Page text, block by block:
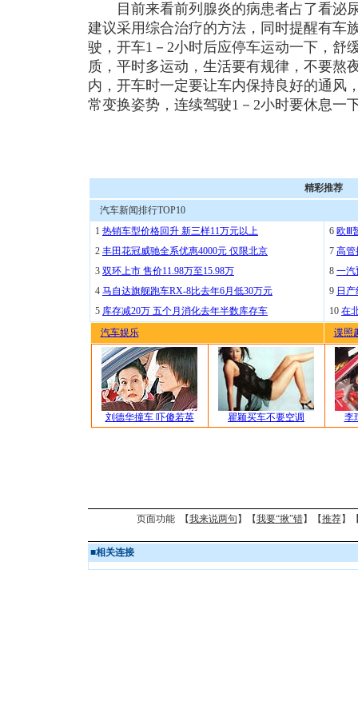
目前来看前列腺炎的病患者占了看泌
建议采用综合治疗的方法，同时提醒有车
驶，开车1－2小时后应停车运动一下，舒
质，平时多运动，生活要有规律，不要熬
内，开车时一定要让车内保持良好的通风
常变换姿势，连续驾驶1－2小时要休息
精彩推荐
汽车新闻排行TOP10
1 热销车型价格回升 新三样11万元以上
2 丰田花冠威驰全系优惠4000元 仅限北京
3 双环上市 售价11.98万至15.98万
4 马自达旗舰跑车RX-8比去年6月低30万元
5 库存减20万 五个月消化去年半数库存车
6 欧Ⅲ
7 高管
8 一汽
9 日
10 在
汽车娱乐
谍照
刘德华撞车 吓傻若英 瞿颖买车不要空调 李
页面功能 【我来说两句 】【我要“揪”错】【推荐】
■相关连接